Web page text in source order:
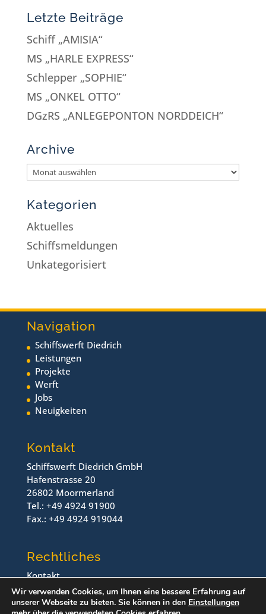
Letzte Beiträge
Schiff „AMISIA“
MS „HARLE EXPRESS“
Schlepper „SOPHIE“
MS „ONKEL OTTO“
DGzRS „ANLEGEPONTON NORDDEICH“
Archive
Kategorien
Aktuelles
Schiffsmeldungen
Unkategorisiert
Navigation
Schiffswerft Diedrich
Leistungen
Projekte
Werft
Jobs
Neuigkeiten
Kontakt
Schiffswerft Diedrich GmbH
Hafenstrasse 20
26802 Moormerland
Tel.: +49 4924 91900
Fax.: +49 4924 919044
Rechtliches
Kontakt
Impressum
Datenschutz
Wir verwenden Cookies, um Ihnen eine bessere Erfahrung auf
unserer Webseite zu bieten. Sie können in den Einstellungen